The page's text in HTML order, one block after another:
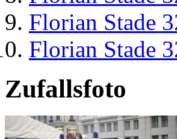
Florian Stade
Florian Stade
Zufallsfoto